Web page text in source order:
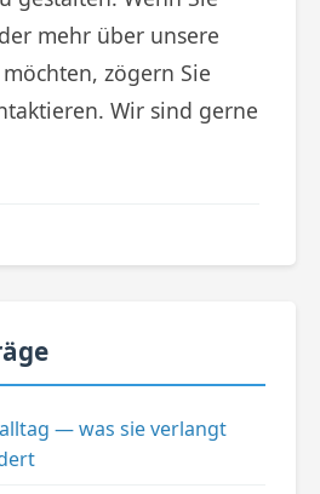
mehr über unsere
zögern Sie
Wir sind gerne
— was sie verlangt